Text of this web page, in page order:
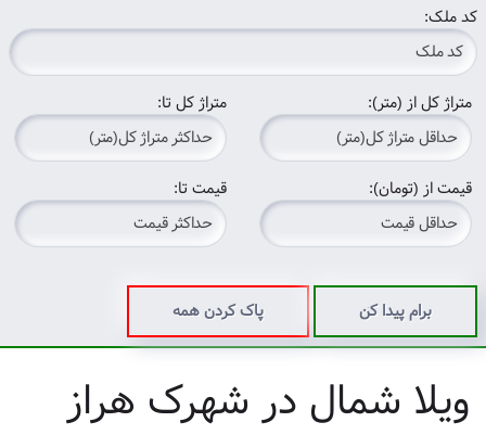
کد ملک:
متراژ کل از (متر): متراژ کل تا:
قیمت از (تومان): قیمت تا:
برام پیدا کن پاک کردن همه
ویلا شمال در شهرک هراز